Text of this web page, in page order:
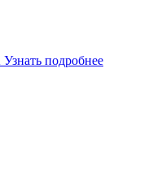
Узнать подробнее